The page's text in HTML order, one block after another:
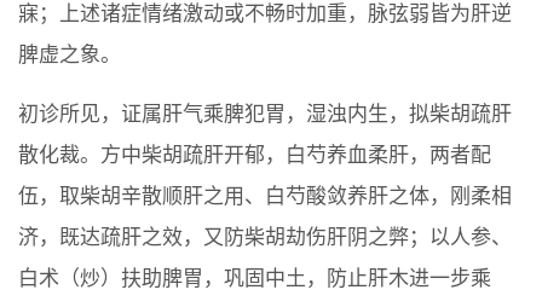
寐；上述诸症情绪激动或不畅时加重，脉弦弱皆为肝逆
脾虚之象。
初诊所见，证属肝气乘脾犯胃，湿浊内生，拟柴胡疏肝
散化裁。方中柴胡疏肝开郁，白芍养血柔肝，两者配
伍，取柴胡辛散顺肝之用、白芍酸敛养肝之体，刚柔相
济，既达疏肝之效，又防柴胡劫伤肝阴之弊；以人参、
白术（炒）扶助脾胃，巩固中土，防止肝木进一步乘